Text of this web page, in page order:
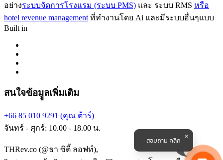
อย่างระบบจัดการโรงแรม (ระบบ PMS) และ ระบบ RMS หรือ
hotel revenue management ที่ทำงานโดย Ai และมีระบบอื่นๆแบบ
Built in
สนใจข้อมููลเพิ่มเติม
+66 85 010 9291 (คุณ ต้าร์)
จันทร์ - ศุกร์: 10.00 - 18.00 น.
THRev.co (@ธา ซิตี้ ลอฟท์),
สอบถาม คลิก